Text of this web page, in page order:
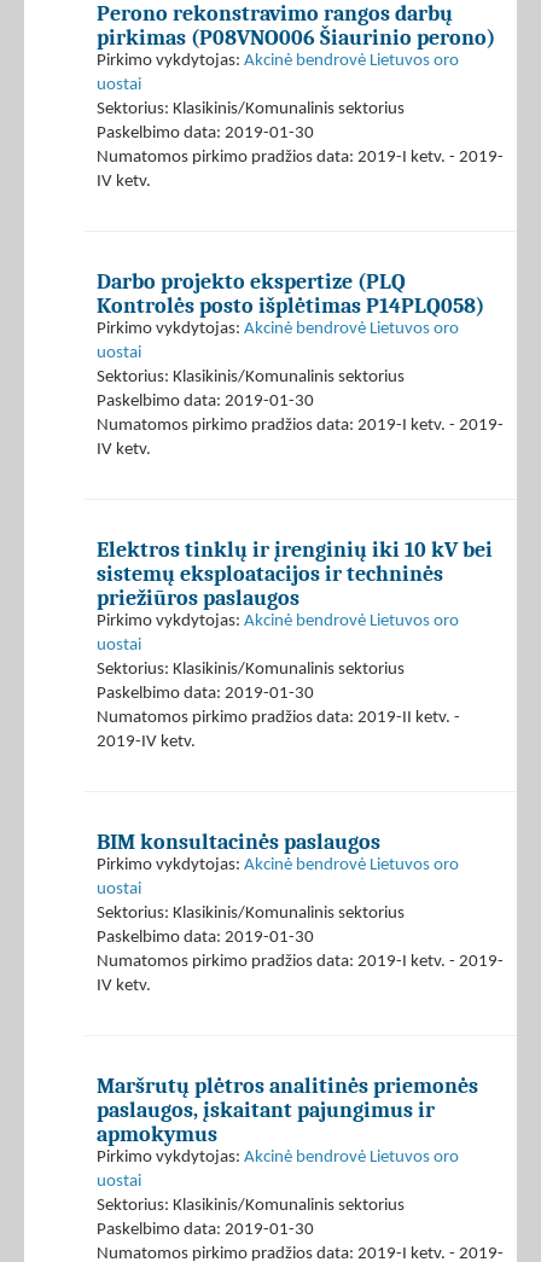
Perono rekonstravimo rangos darbų
pirkimas (P08VNO006 Šiaurinio perono)
Pirkimo vykdytojas: Akcinė bendrovė Lietuvos oro
uostai
Sektorius: Klasikinis/Komunalinis sektorius
Paskelbimo data: 2019-01-30
Numatomos pirkimo pradžios data: 2019-I ketv. - 2019-
IV ketv.
Darbo projekto ekspertize (PLQ
Kontrolės posto išplėtimas P14PLQ058)
Pirkimo vykdytojas: Akcinė bendrovė Lietuvos oro
uostai
Sektorius: Klasikinis/Komunalinis sektorius
Paskelbimo data: 2019-01-30
Numatomos pirkimo pradžios data: 2019-I ketv. - 2019-
IV ketv.
Elektros tinklų ir įrenginių iki 10 kV bei
sistemų eksploatacijos ir techninės
priežiūros paslaugos
Pirkimo vykdytojas: Akcinė bendrovė Lietuvos oro
uostai
Sektorius: Klasikinis/Komunalinis sektorius
Paskelbimo data: 2019-01-30
Numatomos pirkimo pradžios data: 2019-II ketv. -
2019-IV ketv.
BIM konsultacinės paslaugos
Pirkimo vykdytojas: Akcinė bendrovė Lietuvos oro
uostai
Sektorius: Klasikinis/Komunalinis sektorius
Paskelbimo data: 2019-01-30
Numatomos pirkimo pradžios data: 2019-I ketv. - 2019-
IV ketv.
Maršrutų plėtros analitinės priemonės
paslaugos, įskaitant pajungimus ir
apmokymus
Pirkimo vykdytojas: Akcinė bendrovė Lietuvos oro
uostai
Sektorius: Klasikinis/Komunalinis sektorius
Paskelbimo data: 2019-01-30
Numatomos pirkimo pradžios data: 2019-I ketv. - 2019-